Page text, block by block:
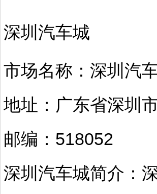
深圳汽车城
市场名称：深圳汽
地址：广东省深圳
邮编：518052
深圳汽车城简介：